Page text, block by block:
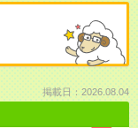
掲載日：2026.08.04